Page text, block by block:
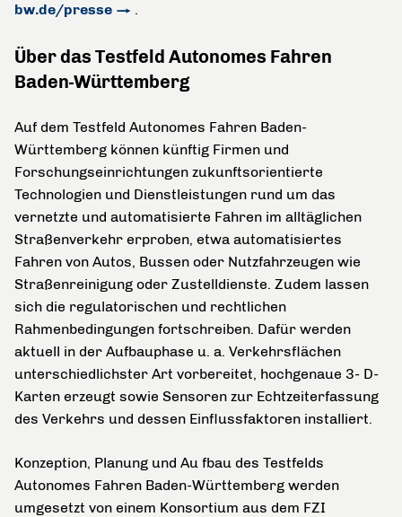
bw.de/presse
.
Über das Testfeld Autonomes Fahren
Baden-Württemberg
Auf dem Testfeld Autonomes Fahren Baden-
Württemberg können künftig Firmen und
Forschungseinrichtungen zukunftsorientierte
Technologien und Dienstleistungen rund um das
vernetzte und automatisierte Fahren im alltäglichen
Straßenverkehr erproben, etwa automatisiertes
Fahren von Autos, Bussen oder Nutzfahrzeugen wie
Straßenreinigung oder Zustelldienste. Zudem lassen
sich die regulatorischen und rechtlichen
Rahmenbedingungen fortschreiben. Dafür werden
aktuell in der Aufbauphase u. a. Verkehrsflächen
unterschiedlichster Art vorbereitet, hochgenaue 3- D-
Karten erzeugt sowie Sensoren zur Echtzeiterfassung
des Verkehrs und dessen Einflussfaktoren installiert.
Konzeption, Planung und Au fbau des Testfelds
Autonomes Fahren Baden-Württemberg werden
umgesetzt von einem Konsortium aus dem FZI